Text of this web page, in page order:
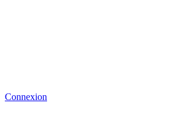
Connexion